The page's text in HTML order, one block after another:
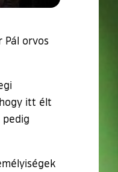
Pál orvos
itt élt